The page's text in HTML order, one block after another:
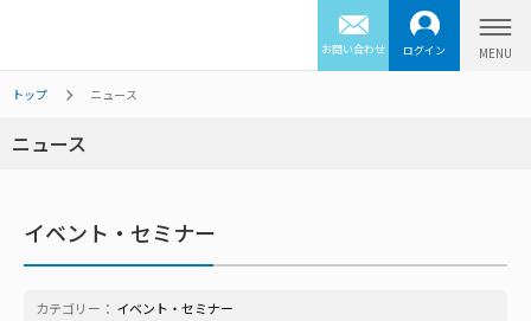
お問い合わせ ログイン
トップ ニュース
ニュース
イベント・セミナー
カテゴリー： イベント・セミナー